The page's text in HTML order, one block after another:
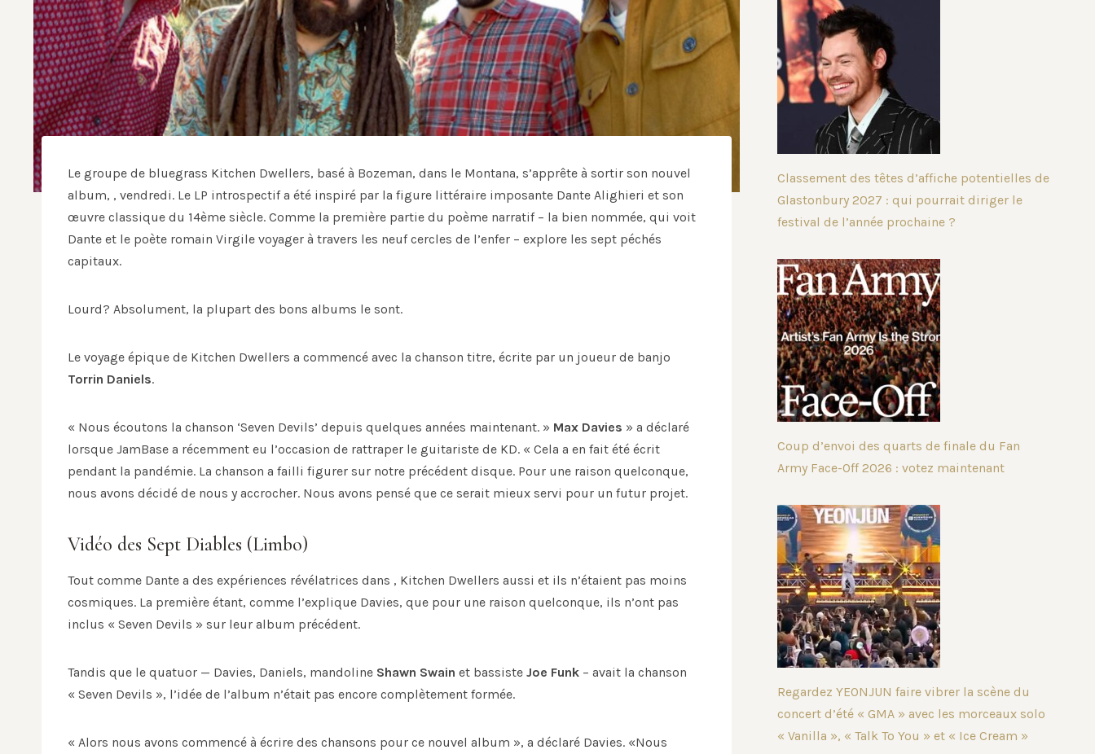
Le groupe de bluegrass Kitchen Dwellers, basé à Bozeman, dans le Montana, s’apprête à sortir son nouvel
album, , vendredi. Le LP introspectif a été inspiré par la figure littéraire imposante Dante Alighieri et son
œuvre classique du 14ème siècle. Comme la première partie du poème narratif – la bien nommée, qui voit
Dante et le poète romain Virgile voyager à travers les neuf cercles de l’enfer – explore les sept péchés
capitaux.
Lourd? Absolument, la plupart des bons albums le sont.
Le voyage épique de Kitchen Dwellers a commencé avec la chanson titre, écrite par un joueur de banjo
Torrin Daniels.
« Nous écoutons la chanson ‘Seven Devils’ depuis quelques années maintenant. » Max Davies » a déclaré
lorsque JamBase a récemment eu l’occasion de rattraper le guitariste de KD. « Cela a en fait été écrit
pendant la pandémie. La chanson a failli figurer sur notre précédent disque. Pour une raison quelconque,
nous avons décidé de nous y accrocher. Nous avons pensé que ce serait mieux servi pour un futur projet.
Vidéo des Sept Diables (Limbo)
Tout comme Dante a des expériences révélatrices dans , Kitchen Dwellers aussi et ils n’étaient pas moins
cosmiques. La première étant, comme l’explique Davies, que pour une raison quelconque, ils n’ont pas
inclus « Seven Devils » sur leur album précédent.
Tandis que le quatuor — Davies, Daniels, mandoline Shawn Swain et bassiste Joe Funk – avait la chanson
« Seven Devils », l’idée de l’album n’était pas encore complètement formée.
« Alors nous avons commencé à écrire des chansons pour ce nouvel album », a déclaré Davies. «Nous
Classement des têtes d’affiche potentielles de
Glastonbury 2027 : qui pourrait diriger le
festival de l’année prochaine ?
Coup d’envoi des quarts de finale du Fan
Army Face-Off 2026 : votez maintenant
Regardez YEONJUN faire vibrer la scène du
concert d’été « GMA » avec les morceaux solo
« Vanilla », « Talk To You » et « Ice Cream »